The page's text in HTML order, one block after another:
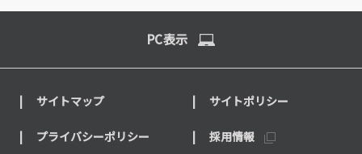
PC表示
サイトマップ サイトポリシー
プライバシーポリシー 採用情報